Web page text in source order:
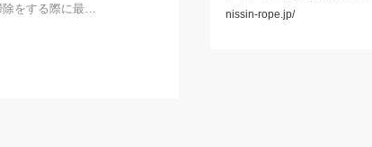
除をする際に最…
nissin-rope.jp/